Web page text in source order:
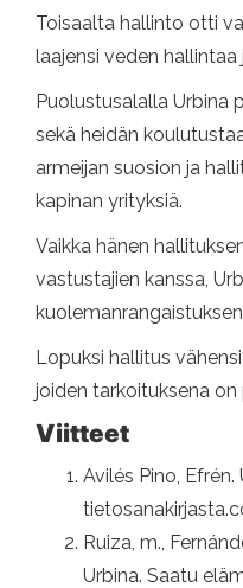
Toisaalta hallinto otti
laajensi veden hallintaa
Puolustusalalla Urbina
sekä heidän
armeijan suosion ja
kapinan yrityksiä.
Vaikka hänen
vastustajien kanssa,
Lopuksi hallitus
joiden tarkoituksena
Viitteet
Avilés Pino, Efrén.
Ruiza, m.,
Urbina. Saatu